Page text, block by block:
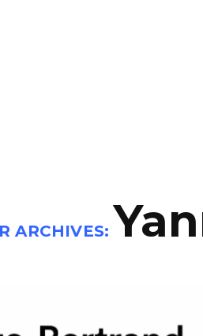
ARCHIVES: